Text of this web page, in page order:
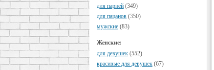
для парней (349)
для пацанов (350)
мужские (83)
Женские:
для девушек (552)
красивые для девушек (67)